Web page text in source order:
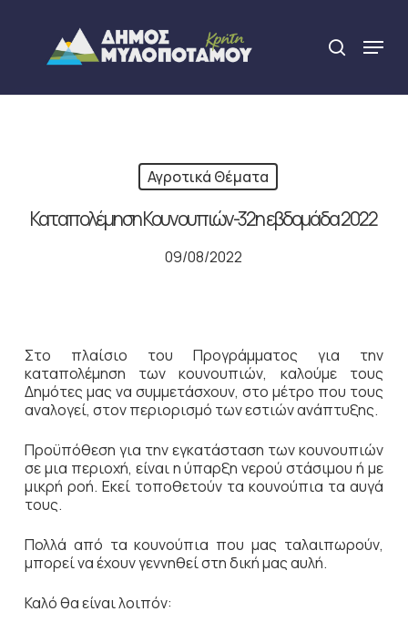
content
search
Menu
Αγροτικά Θέματα
Καταπολέμηση Κουνουπιών-32η εβδομάδα 2022
09/08/2022
Στο πλαίσιο του Προγράμματος για την
καταπολέμηση των κουνουπιών, καλούμε τους
Δημότες μας να συμμετάσχουν, στο μέτρο που τους
αναλογεί, στον περιορισμό των εστιών ανάπτυξης.
Προϋπόθεση για την εγκατάσταση των κουνουπιών
σε μια περιοχή, είναι η ύπαρξη νερού στάσιμου ή με
μικρή ροή. Εκεί τοποθετούν τα κουνούπια τα αυγά
τους.
Πολλά από τα κουνούπια που μας ταλαιπωρούν,
μπορεί να έχουν γεννηθεί στη δική μας αυλή.
Καλό θα είναι λοιπόν:
Close